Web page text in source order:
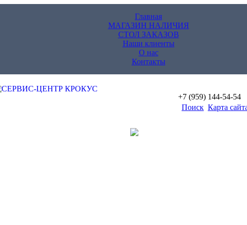
Главная
МАГАЗИН НАЛИЧИЯ
СТОЛ ЗАКАЗОВ
Наши клиенты
О нас
Контакты
+7 (959) 144-54-54
Поиск Карта